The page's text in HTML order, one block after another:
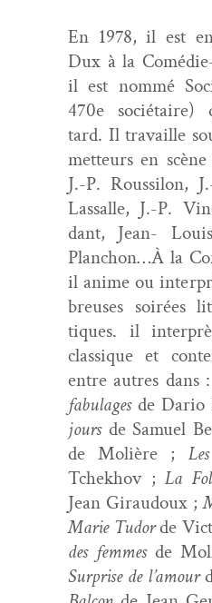
En 1978, il est
Dux à la
il est nom­mé
470e socié­taire)
tard. Il tra­vaille
met­teurs en
J.-P. Rous­silon,
Las­salle, J.-P.
dant, Jean-
Planchon…À la
il ani­me ou
breuses soirées
tiques. il
clas­sique et
entre autres dans
fab­u­lagesde Dario
joursde Samuel
de Molière ;
Tchekhov ;La
Jean Girau­doux ;
Marie Tudorde
des femmesde
Sur­prise de l’amour